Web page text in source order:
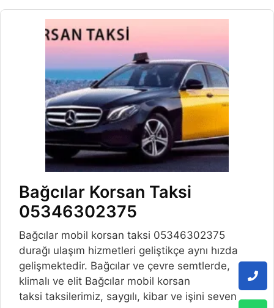
Bağcılar Korsan Taksi
05346302375
Bağcılar mobil korsan taksi 05346302375
durağı ulaşım hizmetleri geliştikçe aynı hızda
gelişmektedir. Bağcılar ve çevre semtlerde,
klimalı ve elit Bağcılar mobil korsan
taksi taksilerimiz, saygılı, kibar ve işini seven